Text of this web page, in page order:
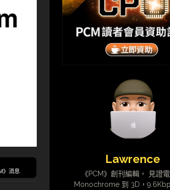
》消息
Lawrence
《PCM》創刊編輯， 見證
Monochrome 到 3D，